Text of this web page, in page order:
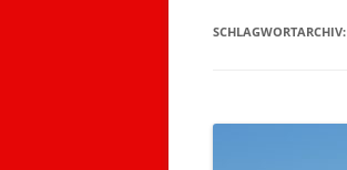
SCHLAGWORTARCHIV: